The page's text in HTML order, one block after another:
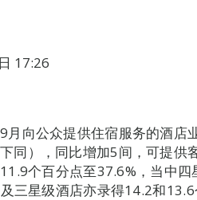
17:26
月向公众提供住宿服务的酒店
同），同比增加5间，可提供
个百分点至37.6%，当中
三星级酒店亦录得14.2和13.6